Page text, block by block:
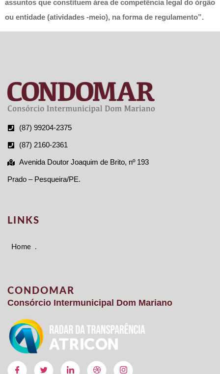
assuntos que constituem área de competência legal do órgão
ou entidade (atividades -meio), na forma de regulamento”.
(87) 99204-2375
(87) 2160-2361
Avenida Doutor Joaquim de Brito, nº 193
Prado – Pesqueira/PE.
LINKS
Home .
CONDOMAR
Consórcio Intermunicipal Dom Mariano